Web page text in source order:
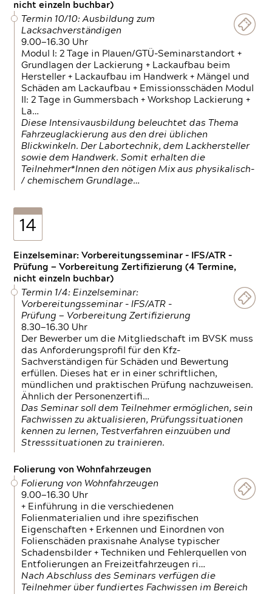
nicht einzeln buchbar)
Termin 10/10: Ausbildung zum
Lacksachverständigen
9.00—16.30 Uhr
Modul I: 2 Tage in Plauen/GTÜ-Seminarstandort +
Grundlagen der Lackierung + Lackaufbau beim
Hersteller + Lackaufbau im Handwerk + Mängel und
Schäden am Lackaufbau + Emissionsschäden Modul
II: 2 Tage in Gummersbach + Workshop Lackierung +
La…
Diese Intensivausbildung beleuchtet das Thema
Fahrzeuglackierung aus den drei üblichen
Blickwinkeln. Der Labortechnik, dem Lackhersteller
sowie dem Handwerk. Somit erhalten die
Teilnehmer*Innen den nötigen Mix aus physikalisch-
/ chemischem Grundlage…
14
Einzelseminar: Vorbereitungsseminar - IFS/ATR -
Prüfung — Vorbereitung Zertifizierung (4 Termine,
nicht einzeln buchbar)
Termin 1/4: Einzelseminar:
Vorbereitungsseminar - IFS/ATR -
Prüfung — Vorbereitung Zertifizierung
8.30—16.30 Uhr
Der Bewerber um die Mitgliedschaft im BVSK muss
das Anforderungsprofil für den Kfz-
Sachverständigen für Schäden und Bewertung
erfüllen. Dieses hat er in einer schriftlichen,
mündlichen und praktischen Prüfung nachzuweisen.
Ähnlich der Personenzertifi…
Das Seminar soll dem Teilnehmer ermöglichen, sein
Fachwissen zu aktualisieren, Prüfungssituationen
kennen zu lernen, Testverfahren einzuüben und
Stresssituationen zu trainieren.
Folierung von Wohnfahrzeugen
Folierung von Wohnfahrzeugen
9.00—16.30 Uhr
+ Einführung in die verschiedenen
Folienmaterialien und ihre spezifischen
Eigenschaften + Erkennen und Einordnen von
Folienschäden praxisnahe Analyse typischer
Schadensbilder + Techniken und Fehlerquellen von
Entfolierungen an Freizeitfahrzeugen ri…
Nach Abschluss des Seminars verfügen die
Teilnehmer über fundiertes Fachwissen im Bereich